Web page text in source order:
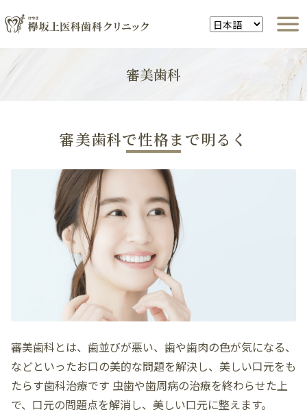
審美歯科
審美歯科で性格まで明るく
審美歯科とは、歯並びが悪い、歯や歯肉の色が気になる、
などといったお口の美的な問題を解決し、美しい口元をも
たらす歯科治療です 虫歯や歯周病の治療を終わらせた上
で、口元の問題点を解消し、美しい口元に整えます。